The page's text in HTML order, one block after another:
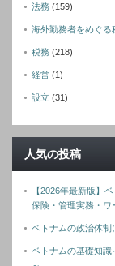
法務 (159)
海外勤務者をめぐる
税務 (218)
経営 (1)
設立 (31)
人気の投稿
【2026年最新版】
保険・管理実務・ワ
ベトナムの政治体制
ベトナムの基礎知識